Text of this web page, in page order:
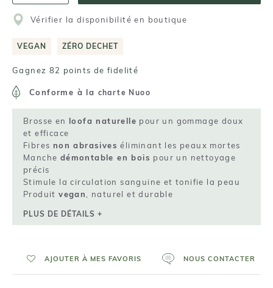
Vérifier la disponibilité en boutique
VEGAN ZÉRO DECHET
Gagnez 82 points de fidelité
Conforme à la charte Nuoo
Brosse en loofa naturelle pour un gommage doux
et efficace
Fibres non abrasives éliminant les peaux mortes
Manche démontable en bois pour un nettoyage
précis
Stimule la circulation sanguine et tonifie la peau
Produitvegan , naturel et durable
PLUS DE DÉTAILS +
AJOUTER À MES FAVORIS NOUS CONTACTER